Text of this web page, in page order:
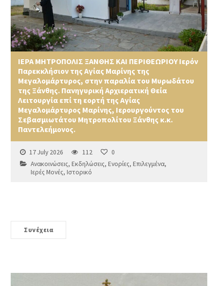
ΙΕΡΑ ΜΗΤΡΟΠΟΛΙΣ ΞΑΝΘΗΣ ΚΑΙ ΠΕΡΙΘΕΩΡΙΟΥ Ιερόν
Παρεκκλήσιον της Αγίας Μαρίνης της
Μεγαλομάρτυρος, στην παραλία του Μυρωδάτου
της Ξάνθης. Πανηγυρική Αρχιερατική Θεία
Λειτουργία επί τη εορτή της Αγίας
Μεγαλομάρτυρος Μαρίνης, Ιερουργούντος του
Σεβασμιωτάτου Μητροπολίτου Ξάνθης κ.κ.
Παντελεήμονος.
17 July 2026 112
0
Ανακοινώσεις,Εκδηλώσεις,Ενορίες,Επιλεγμένα,
Ιερές Μονές,Ιστορικό
Συνέχεια